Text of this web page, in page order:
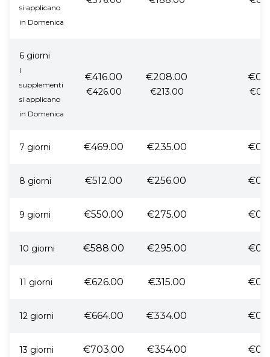
si applicano
in Domenica
6 giorni
I
supplementi
si applicano
in Domenica
€416.00
€426.00
€208.00
€213.00
7 giorni €469.00 €235.00
8 giorni €512.00 €256.00
9 giorni €550.00 €275.00
10 giorni €588.00 €295.00
11 giorni €626.00 €315.00
12 giorni €664.00 €334.00
13 giorni €703.00 €354.00